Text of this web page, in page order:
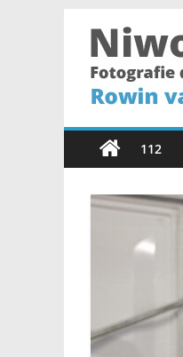
inhoud
Fotografie
door
Rowin
Diest
Haarlem
112